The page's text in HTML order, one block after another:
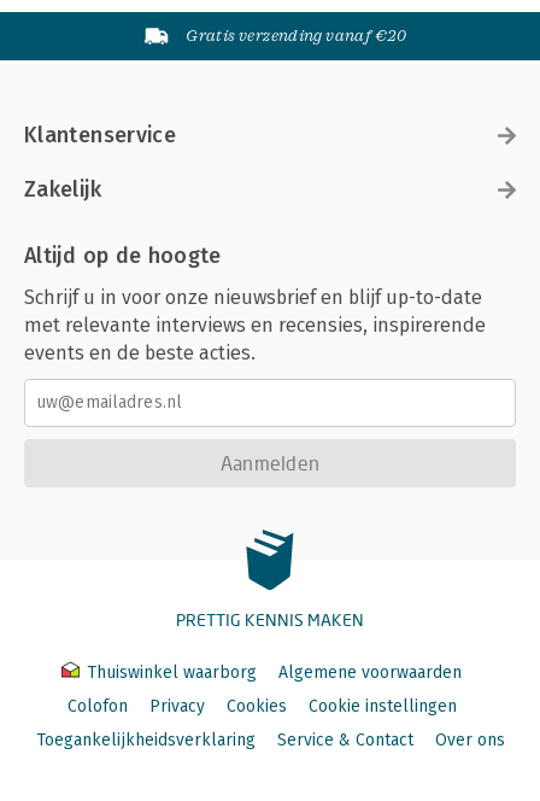
Gratis verzending vanaf €20
Klantenservice
Zakelijk
Altijd op de hoogte
Schrijf u in voor onze nieuwsbrief en blijf up-to-date
met relevante interviews en recensies, inspirerende
events en de beste acties.
Aanmelden
PRETTIG KENNIS MAKEN
Thuiswinkel waarborg
Algemene voorwaarden
Colofon
Privacy Cookies
Cookie instellingen
Toegankelijkheidsverklaring
Service & Contact Over ons